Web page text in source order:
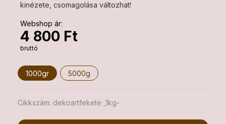
kinézete, csomagolása változhat!
Webshop ár:
4 800 Ft
bruttó
1000gr 5000g
Cikkszám: dekoartfekete _1kg-